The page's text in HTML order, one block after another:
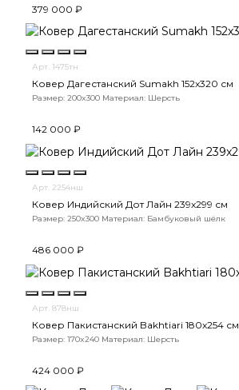
379 000 ₽
Арт. 1475тн
Ковер Дагестанский Sumakh 152x320 см
Размер: 200x300 Материал: Шерсть
142 000 ₽
Арт. 2254нш
Ковер Индийский Дот Лайн 239x299 см
Размер: 250x300 Материал: Бамбуковый шёлк
486 000 ₽
Арт. 878нш
Ковер Пакистанский Bakhtiari 180x254 см
Размер: 170x240 Материал: Шерсть
424 000 ₽